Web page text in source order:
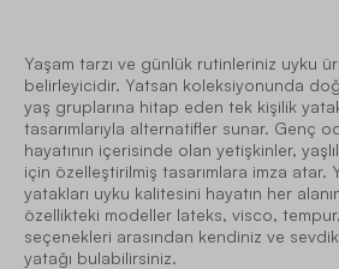
Yaşam tarzı ve günlük rutinleriniz uyku
belirleyicidir. Yatsan koleksiyonunda
yaş gruplarına hitap eden tek kişilik
tasarımlarıyla alternatifler sunar. Genç
hayatının içerisinde olan yetişkinler,
için özelleştirilmiş tasarımlara imza atar.
yatakları uyku kalitesini hayatın her
özellikteki modeller lateks, visco,
seçenekleri arasından kendiniz ve
yatağı bulabilirsiniz.